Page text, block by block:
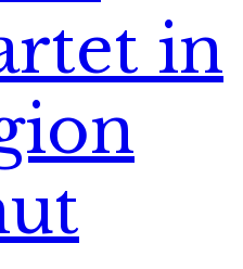
in